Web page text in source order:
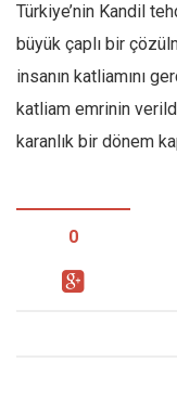
Türkiye’nin Kandil
büyük çaplı bir
insanın katliamını
katliam emrinin
karanlık bir dönem
0